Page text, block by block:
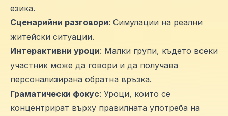
езика.
Сценарийни разговори: Симулации на реални
житейски ситуации.
Интерактивни уроци: Малки групи, където всеки
участник може да говори и да получава
персонализирана обратна връзка.
Граматически фокус: Уроци, които се
концентрират върху правилната употреба на